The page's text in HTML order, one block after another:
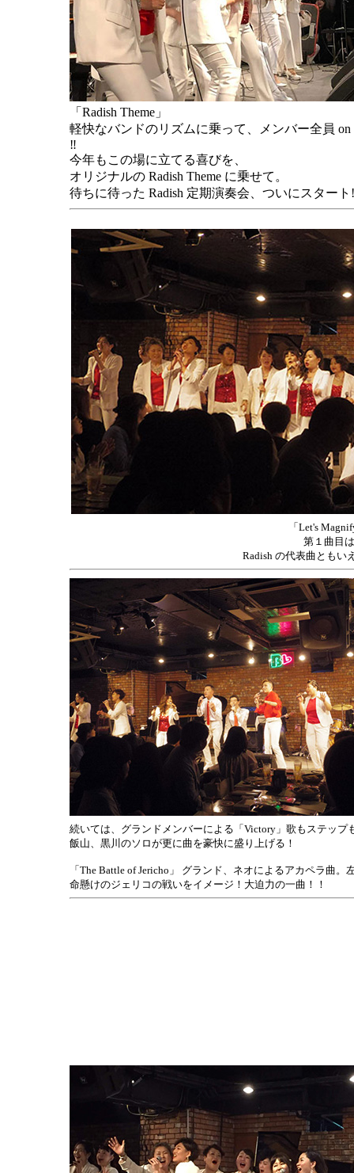
「Radish Theme」
軽快なバンドのリズムに乗って、メンバー全員 on
‼
今年もこの場に立てる喜びを、
オリジナルの Radish Theme に乗せて。
待ちに待った Radish 定期演奏会、ついにスタート
「Let's
第１曲目
Radish の代表曲ともい
続いては、グランドメンバーによる「Victory」歌もステッ
飯山、黒川のソロが更に曲を豪快に盛り上げる！
「The Battle of Jericho」 グランド、ネオによるアカペラ曲
命懸けのジェリコの戦いをイメージ！大迫力の一曲！！